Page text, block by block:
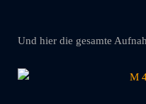
Und hier die gesamte